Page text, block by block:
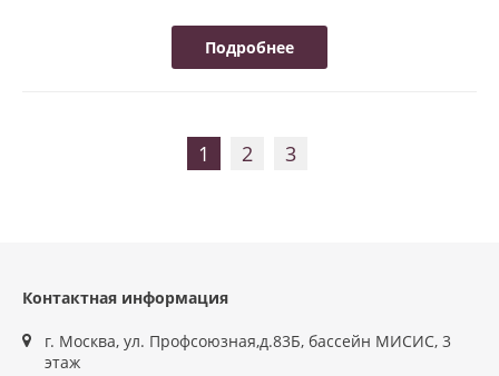
Подробнее
1 2 3
Контактная информация
г. Москва, ул. Профсоюзная,д.83Б, бассейн МИСИС, 3
этаж